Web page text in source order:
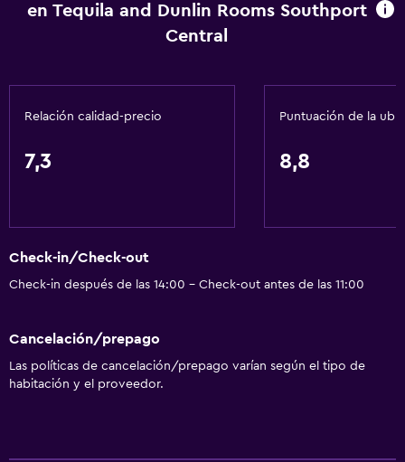
en Tequila and Dunlin Rooms Southport
Central
Relación calidad-precio
7,3
Puntuación de la
8,8
Check-in/Check-out
Check-in después de las 14:00 - Check-out antes de las 11:00
Cancelación/prepago
Las políticas de cancelación/prepago varían según el tipo de
habitación y el proveedor.